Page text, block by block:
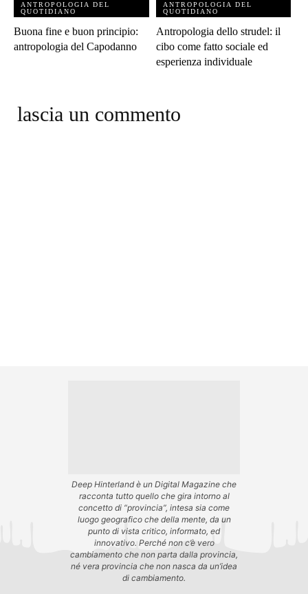
ANTROPOLOGIA DEL
QUOTIDIANO
Buona fine e buon principio:
antropologia del Capodanno
ANTROPOLOGIA DEL
QUOTIDIANO
Antropologia dello strudel: il
cibo come fatto sociale ed
esperienza individuale
lascia un commento
Deep Hinterland è un Digital Magazine che
racconta tutto quello che gira intorno al
concetto di “provincia”, intesa sia come
luogo geografico che della mente, da un
punto di vista critico, informato, ed
innovativo. Perché non c’è vero
cambiamento che non parta dalla provincia,
né vera provincia che non nasca da un’idea
di cambiamento.